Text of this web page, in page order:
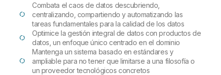
Combata el caos de datos descubriendo,
centralizando, compartiendo y automatizando las
tareas fundamentales para la calidad de los datos
Optimice la gestión integral de datos con productos de
datos, un enfoque único centrado en el dominio
Mantenga un sistema basado en estándares y
ampliable para no tener que limitarse a una filosofía o
un proveedor tecnológicos concretos